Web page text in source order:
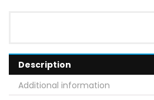
Description
Additional information